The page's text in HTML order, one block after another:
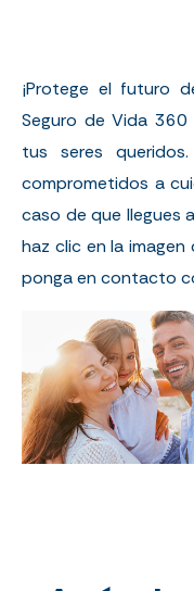
¡Protege el futuro
Seguro de Vida
tus seres
comprometidos a
caso de que llegues
haz clic en la
ponga en contacto